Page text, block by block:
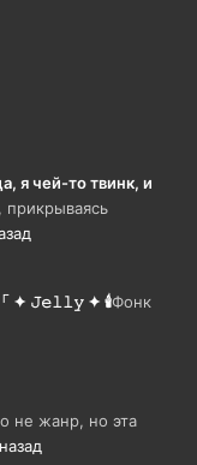
я чей-то твинк, и
прикрываясь
「 ✦ 𝙹𝚎𝚕𝚕𝚢 ✦ 🕯️Фонк
не жанр, но эта